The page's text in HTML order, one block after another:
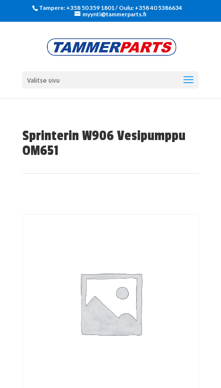
Tampere: +358 50 359 1801‬ / Oulu: +358 40 5386634
myynti@tammerparts.fi
Valitse sivu
Sprinterin W906 Vesipumppu
OM651